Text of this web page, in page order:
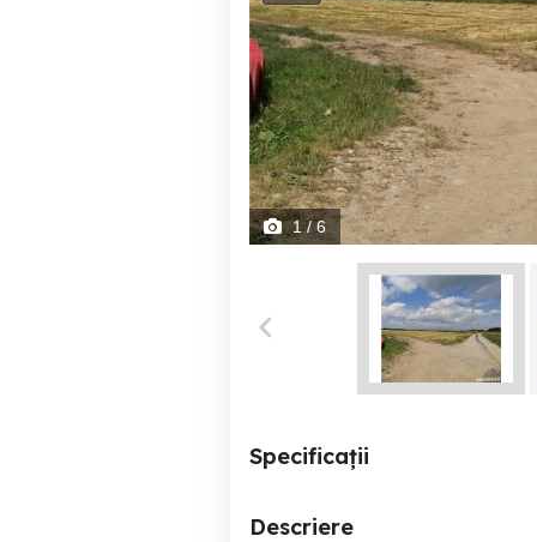
1 / 6
Specificații
Descriere